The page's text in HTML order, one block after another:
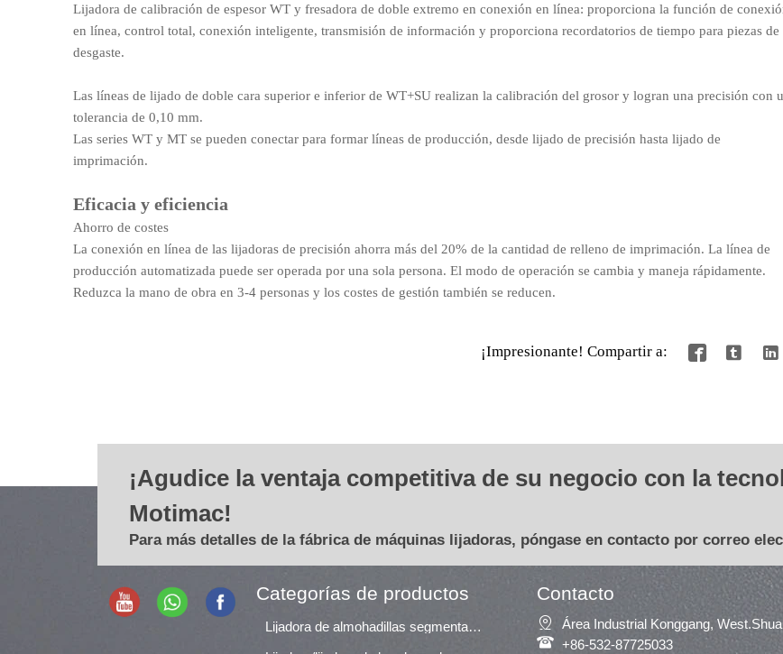
Lijadora de calibración de espesor WT y fresadora de doble extremo en conexión en línea: proporciona la función de
en línea, control total, conexión inteligente, transmisión de información y proporciona recordatorios de tiempo para piezas de
desgaste.
Las líneas de lijado de doble cara superior e inferior de WT+SU realizan la calibración del grosor y logran una precisión con
tolerancia de 0,10 mm.
Las series WT y MT se pueden conectar para formar líneas de producción, desde lijado de precisión hasta lijado de
imprimación.
Eficacia y eficiencia
Ahorro de costes
La conexión en línea de las lijadoras de precisión ahorra más del 20% de la cantidad de relleno de imprimación. La línea de
producción automatizada puede ser operada por una sola persona. El modo de operación se cambia y maneja rápidamente.
Reduzca la mano de obra en 3-4 personas y los costes de gestión también se reducen.
¡Impresionante! Compartir a:   
¡Agudice la ventaja competitiva de su negocio con la
Motimac!
Para más detalles de la fábrica de máquinas lijadoras, póngase en contacto por correo
Categorías de productos
Lijadora de almohadillas segmentadas
Contacto
 Área Industrial Konggang,
 +86-532-87725033